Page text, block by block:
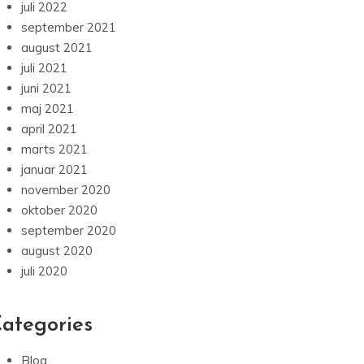
juli 2022
september 2021
august 2021
juli 2021
juni 2021
maj 2021
april 2021
marts 2021
januar 2021
november 2020
oktober 2020
september 2020
august 2020
juli 2020
Blog